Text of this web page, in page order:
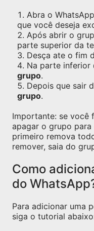
Abra o
que você deseja
Após abrir o
parte superior da
Desça ate o fim
Na parte inferior
grupo.
Depois que sair
grupo.
Importante: se você
apagar o grupo para
primeiro remova
remover, saia do
Como
do
Para adicionar uma
siga o tutorial